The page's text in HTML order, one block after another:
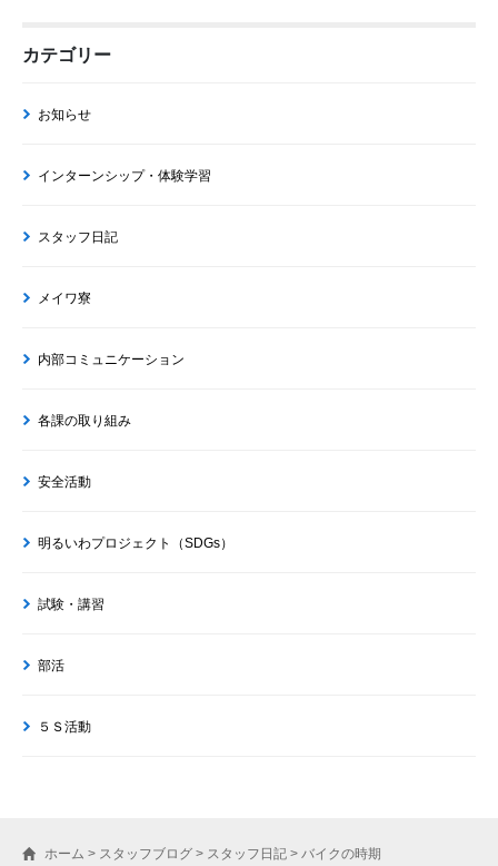
カテゴリー
お知らせ
インターンシップ・体験学習
スタッフ日記
メイワ寮
内部コミュニケーション
各課の取り組み
安全活動
明るいわプロジェクト（SDGs）
試験・講習
部活
５Ｓ活動
ホーム > スタッフブログ > スタッフ日記 > バイクの時期